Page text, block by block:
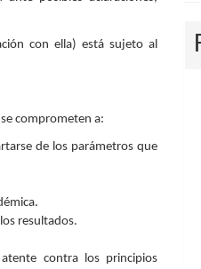
con ella) está sujeto al
comprometen a:
de los parámetros que
resultados.
contra los principios